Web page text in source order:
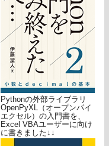
Pythonの外部ライブラリ
OpenPyXL（オープンパイ
エクセル）の入門書を、
Excel VBAユーザーに向け
に書きました↓↓